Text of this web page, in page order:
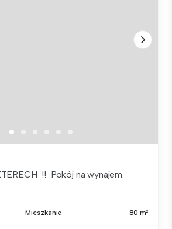
!! Pokój na wynajem.
Mieszkanie 80 m²